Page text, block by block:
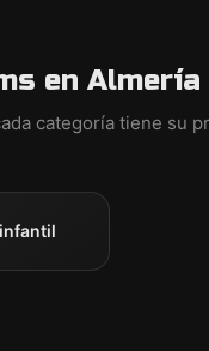
en
categoría tiene su